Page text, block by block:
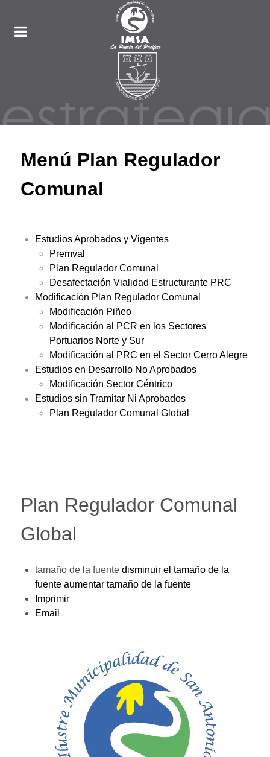
Menú Plan Regulador
Comunal
Estudios Aprobados y Vigentes
Premval
Plan Regulador Comunal
Desafectación Vialidad Estructurante PRC
Modificación Plan Regulador Comunal
Modificación Piñeo
Modificación al PCR en los Sectores
Portuarios Norte y Sur
Modificación al PRC en el Sector Cerro Alegre
Estudios en Desarrollo No Aprobados
Modificación Sector Céntrico
Estudios sin Tramitar Ni Aprobados
Plan Regulador Comunal Global
Plan Regulador Comunal
Global
tamaño de la fuente disminuir el tamaño de la
fuente aumentar tamaño de la fuente
Imprimir
Email